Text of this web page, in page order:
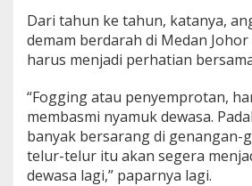
Dari tahun ke tahun, katanya,
demam berdarah di Medan
harus menjadi perhatian
“Fogging atau penyemprotan,
membasmi nyamuk dewasa.
banyak bersarang di genangan-
telur-telur itu akan segera
dewasa lagi,” paparnya lagi.